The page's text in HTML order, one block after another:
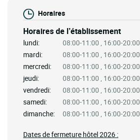
Horaires
Horaires de l’établissement
lundi:
08:00-11:00 , 16:00-20:00
mardi:
08:00-11:00 , 16:00-20:00
mercredi:
08:00-11:00 , 16:00-20:00
jeudi:
08:00-11:00 , 16:00-20:00
vendredi:
08:00-11:00 , 16:00-20:00
samedi:
08:00-11:00 , 16:00-20:00
dimanche:
08:00-11:00 , 16:00-20:00
Dates de fermeture hôtel 2026 :